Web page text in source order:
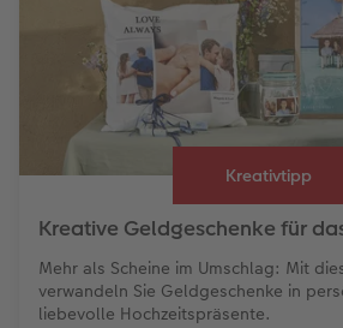
Kreativtipp
Kreative Geldgeschenke für
Mehr als Scheine im Umschlag: Mit
verwandeln Sie Geldgeschenke in
liebevolle Hochzeitspräsente.